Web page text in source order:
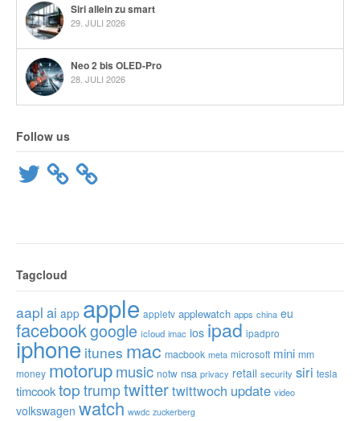
Siri allein zu smart
29. JULI 2026
Neo 2 bis OLED-Pro
28. JULI 2026
Follow us
Twitter
Tagcloud
aapl ai app apple appletv applewatch apps china eu
facebookgoogle icloud imac ios ipad ipadpro
iphone itunes mac macbook meta microsoft mini mm
money motorupmusic notw nsa privacy retail security siri tesla
timcooktop trumptwittertwittwoch update video
volkswagen watch wwdc zuckerberg